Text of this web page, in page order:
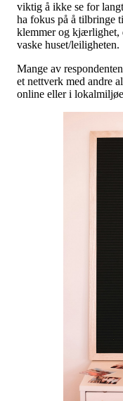
viktig å ikke se for
ha fokus på å tilbringe
klemmer og kjærlighet,
vaske huset/leiligheten.
Mange av
et nettverk med andre
online eller i